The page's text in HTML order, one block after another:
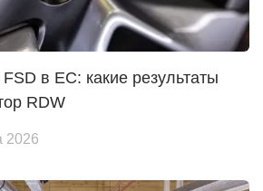
в ЕС: какие результаты
RDW
2026